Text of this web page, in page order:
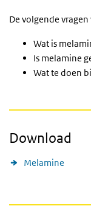
De volgende
Wat is
Is melamine
Wat te doen
Download
Melamine